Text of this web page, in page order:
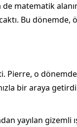
de matematik
Bu dönemde,
Pierre, o
bir araya getirdi.
yayılan gizemli